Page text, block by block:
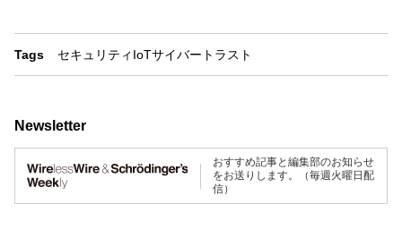
Tags セキュリティ IoTサイバートラスト
Newsletter
おすすめ記事と編集部のお知らせ
をお送りします。（毎週火曜日配
信）